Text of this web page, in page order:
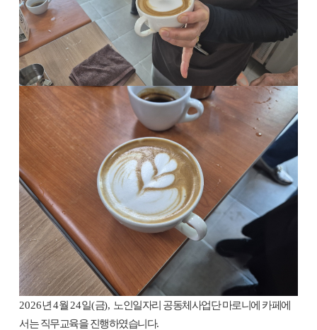
2026년4월 24일(금), 노인일자리 공동체사업단 마로니에 카페에
서는 직무교육을 진행하였습니다.